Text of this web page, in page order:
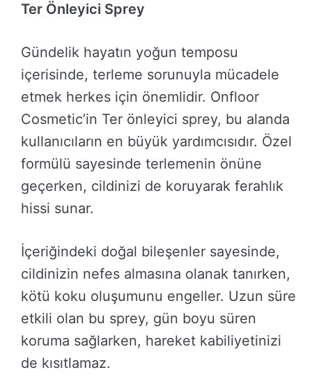
Ter Önleyici Sprey
Gündelik hayatın yoğun temposu
içerisinde, terleme sorunuyla mücadele
etmek herkes için önemlidir. Onfloor
Cosmetic’in Ter önleyici sprey, bu alanda
kullanıcıların en büyük yardımcısıdır. Özel
formülü sayesinde terlemenin önüne
geçerken, cildinizi de koruyarak ferahlık
hissi sunar.
İçeriğindeki doğal bileşenler sayesinde,
cildinizin nefes almasına olanak tanırken,
kötü koku oluşumunu engeller. Uzun süre
etkili olan bu sprey, gün boyu süren
koruma sağlarken, hareket kabiliyetinizi
de kısıtlamaz.